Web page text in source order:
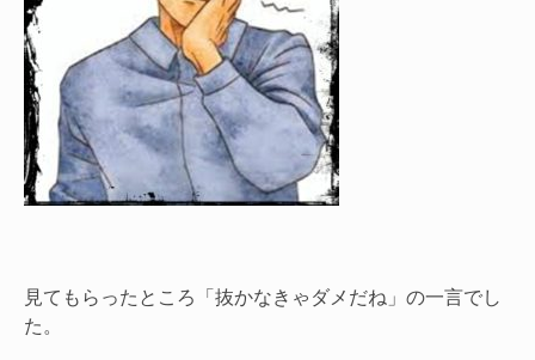
見てもらったところ「抜かなきゃダメだね」の一言でし
た。